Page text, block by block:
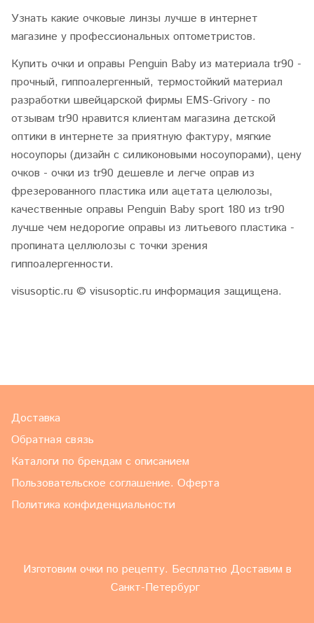
Узнать какие очковые линзы лучше в интернет
магазине у профессиональных оптометристов.
Купить очки и оправы Penguin Baby из материала tr90 -
прочный, гиппоалергенный, термостойкий материал
разработки швейцарской фирмы EMS-Grivory - по
отзывам tr90 нравится клиентам магазина детской
оптики в интернете за приятную фактуру, мягкие
носоупоры (дизайн с силиконовыми носоупорами), цену
очков - очки из tr90 дешевле и легче оправ из
фрезерованного пластика или ацетата целюлозы,
качественные оправы Penguin Baby sport 180 из tr90
лучше чем недорогие оправы из литьевого пластика -
пропината целлюлозы с точки зрения
гиппоалергенности.
visusoptic.ru © visusoptic.ru информация защищена.
Доставка
Обратная связь
Каталоги по брендам с описанием
Пользовательское соглашение. Оферта
Политика конфиденциальности
Изготовим очки по рецепту. Бесплатно Доставим в
Санкт-Петербург